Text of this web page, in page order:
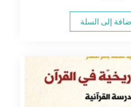
إضافة إلى السلة